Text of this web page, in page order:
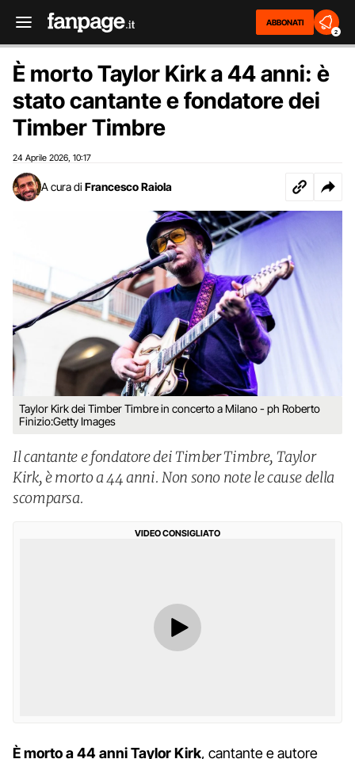
ABBONATI
2
È morto Taylor Kirk a 44 anni: è
stato cantante e fondatore dei
Timber Timbre
24 Aprile 2026 10:17
A cura di Francesco Raiola
Taylor Kirk dei Timber Timbre in concerto a Milano - ph Roberto
Finizio:Getty Images
Il cantante e fondatore dei Timber Timbre, Taylor
Kirk, è morto a 44 anni. Non sono note le cause della
scomparsa.
VIDEO CONSIGLIATO
È morto a 44 anni Taylor Kirk, cantante e autore